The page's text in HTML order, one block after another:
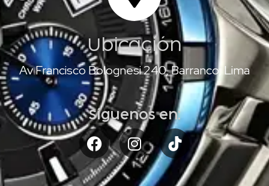
Ubicación
Av Francisco Bolognesi 240, Barranco, Lima
Síguenos en: